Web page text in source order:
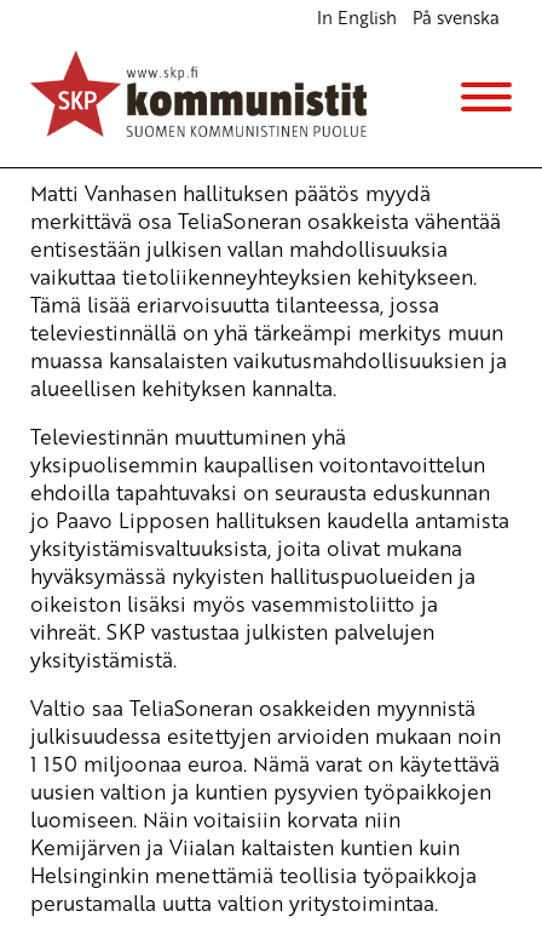
In English På svenska
TeliaSoneran osakkeiden myyntituloilla luotava
uusia valtion ja kuntien työpaikkoja
Ajankohtaista
18.10.2006 - 8:58
Yrjö Hakanen
Matti Vanhasen hallituksen päätös myydä
merkittävä osa TeliaSoneran osakkeista vähentää
entisestään julkisen vallan mahdollisuuksia
vaikuttaa tietoliikenneyhteyksien kehitykseen.
Tämä lisää eriarvoisuutta tilanteessa, jossa
televiestinnällä on yhä tärkeämpi merkitys muun
muassa kansalaisten vaikutusmahdollisuuksien ja
alueellisen kehityksen kannalta.
Televiestinnän muuttuminen yhä
yksipuolisemmin kaupallisen voitontavoittelun
ehdoilla tapahtuvaksi on seurausta eduskunnan
jo Paavo Lipposen hallituksen kaudella antamista
yksityistämisvaltuuksista, joita olivat mukana
hyväksymässä nykyisten hallituspuolueiden ja
oikeiston lisäksi myös vasemmistoliitto ja
vihreät. SKP vastustaa julkisten palvelujen
yksityistämistä.
Valtio saa TeliaSoneran osakkeiden myynnistä
julkisuudessa esitettyjen arvioiden mukaan noin
1 150 miljoonaa euroa. Nämä varat on käytettävä
uusien valtion ja kuntien pysyvien työpaikkojen
luomiseen. Näin voitaisiin korvata niin
Kemijärven ja Viialan kaltaisten kuntien kuin
Helsinginkin menettämiä teollisia työpaikkoja
perustamalla uutta valtion yritystoimintaa.